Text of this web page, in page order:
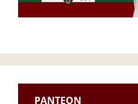
PANTEON